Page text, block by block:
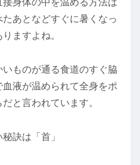
身体の中を温める方法は
あとなどすぐに暑くなっ
ますよね。
ものが通る食道のすぐ脇
液が温められて全身をポ
と言われています。
訣は「首」